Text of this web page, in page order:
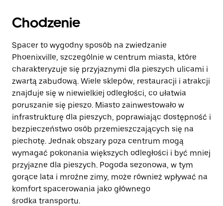
Chodzenie
Spacer to wygodny sposób na zwiedzanie
Phoenixville, szczególnie w centrum miasta, które
charakteryzuje się przyjaznymi dla pieszych ulicami i
zwartą zabudową. Wiele sklepów, restauracji i atrakcji
znajduje się w niewielkiej odległości, co ułatwia
poruszanie się pieszo. Miasto zainwestowało w
infrastrukturę dla pieszych, poprawiając dostępność i
bezpieczeństwo osób przemieszczających się na
piechotę. Jednak obszary poza centrum mogą
wymagać pokonania większych odległości i być mniej
przyjazne dla pieszych. Pogoda sezonowa, w tym
gorące lata i mroźne zimy, może również wpływać na
komfort spacerowania jako głównego
środka transportu.